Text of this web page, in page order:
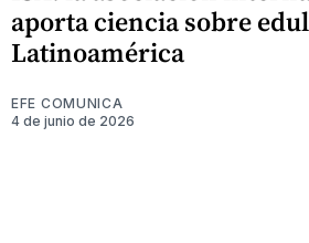
aporta ciencia sobre
Latinoamérica
EFE COMUNICA
4 de junio de 2026